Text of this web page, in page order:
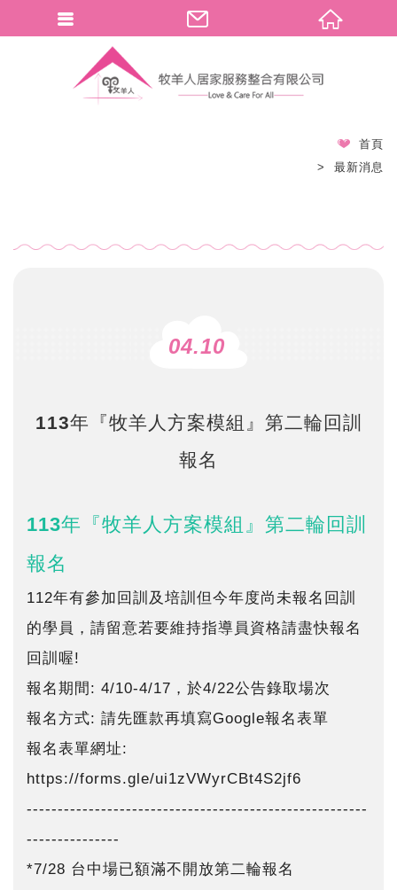
首頁
最新消息
04.10
113年『牧羊人方案模組』第二輪回訓
報名
113年『牧羊人方案模組』第二輪回訓
報名
112年有參加回訓及培訓但今年度尚未報名回訓
的學員，請留意若要維持指導員資格請盡快報名
回訓喔!
報名期間: 4/10-4/17，於4/22公告錄取場次
報名方式: 請先匯款再填寫Google報名表單
報名表單網址:
https://forms.gle/ui1zVWyrCBt4S2jf6
-------------------------------------------------------
---------------
*7/28 台中場已額滿不開放第二輪報名